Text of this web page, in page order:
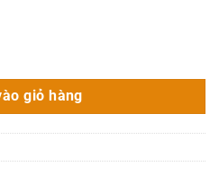
Women 30 gói – Tăng khả năng
giỏ hàng